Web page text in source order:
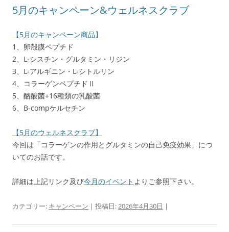
5月のキャンペーン&ウェルネスクラブ
【5月のキャンペーン商品】
1、卵殻膜ペプチド
2、L-シスチン・グルタミン・リジン
3、L-アルギニン・L-シトルリン
4、コラーゲンペプチドⅡ
5、酪酸菌+16種類の乳酸菌
6、B-compケルセチン
【5月のウェルネスクラブ】
今回は「コラーゲンの作用とグルタミンの自己免疫効果」につ
いてのお話です。
詳細は上記リンク及び今月のイベント よりご参照下さい。
カテゴリー: キャンペーン | 投稿日:2026年4月30日 |